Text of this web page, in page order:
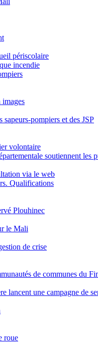
périscolaire
incendie
pompiers et des JSP
volontaire
soutiennent les
via le web
Qualifications
Plouhinec
le Mali
de crise
de communes du
lancent une campagne de
roue